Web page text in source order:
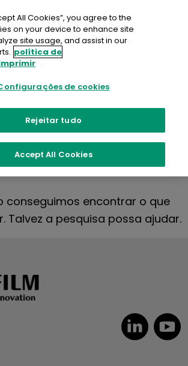
conseguimos encontrar o que
Talvez a pesquisa possa ajudar.
All Cookies”, you agree to the
on your device to enhance site
site usage, and assist in our
política de
de cookies
Rejeitar tudo
Accept All Cookies